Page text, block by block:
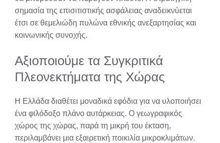
σημασία της επισιτιστικής ασφάλειας αναδεικνύεται
έτσι σε θεμελιώδη πυλώνα εθνικής ανεξαρτησίας και
κοινωνικής συνοχής.
Αξιοποιούμε τα Συγκριτικά
Πλεονεκτήματα της Χώρας
Η Ελλάδα διαθέτει μοναδικά εφόδια για να υλοποιήσει
ένα φιλόδοξο πλάνο αυτάρκειας. Ο γεωγραφικός
χώρος της χώρας, παρά τη μικρή του έκταση,
περιλαμβάνει μια εξαιρετική ποικιλία μικροκλιμάτων.